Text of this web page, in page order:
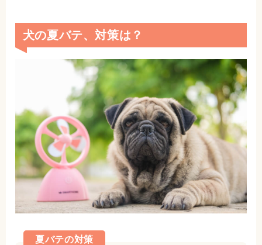
犬の夏バテ、対策は？
夏バテの対策